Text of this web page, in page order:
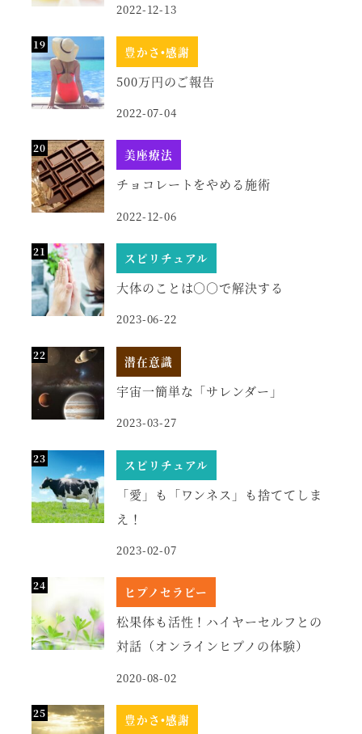
2022-12-13
豊かさ•感謝
500万円のご報告
2022-07-04
美座療法
チョコレートをやめる施術
2022-12-06
スピリチュアル
大体のことは○○で解決する
2023-06-22
潜在意識
宇宙一簡単な「サレンダー」
2023-03-27
スピリチュアル
「愛」も「ワンネス」も捨ててしま
え！
2023-02-07
ヒプノセラピー
松果体も活性！ハイヤーセルフとの
対話（オンラインヒプノの体験）
2020-08-02
豊かさ•感謝